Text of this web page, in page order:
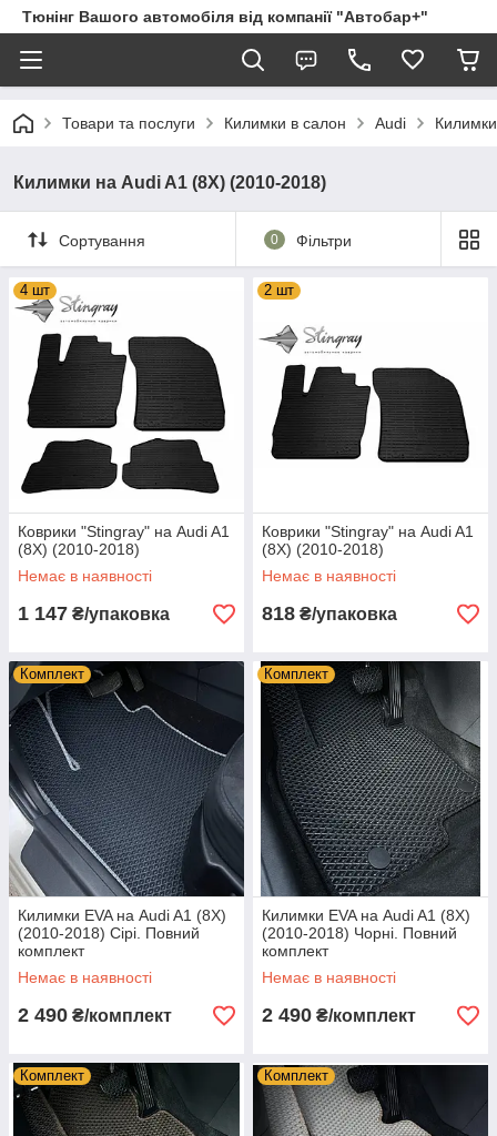
Тюнінг Вашого автомобіля від компанії "Автобар+"
Товари та послуги Килимки в салон Audi
Килимки на Audi A1 (8X) (2010-2018)
Сортування 0 Фільтри
4 шт
Коврики "Stingray" на Audi A1
(8X) (2010-2018)
Немає в наявності
1 147 ₴/упаковка
2 шт
Коврики "Stingray" на Audi A1
(8X) (2010-2018)
Немає в наявності
818 ₴/упаковка
Комплект
Килимки EVA на Audi A1 (8X)
(2010-2018) Сірі. Повний
комплект
Немає в наявності
2 490 ₴/комплект
Комплект
Килимки EVA на Audi A1 (8X)
(2010-2018) Чорні. Повний
комплект
Немає в наявності
2 490 ₴/комплект
Комплект Комплект